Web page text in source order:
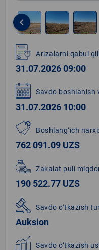
1
of
3
keyboard_arrow_left
Arizalarni qabul
31.07.2026 09:00
Savdo boshlanish
31.07.2026 10:00
Boshlang‘ich narxi:
762 091.09 UZS
Zakalat puli
190 522.77 UZS
Savdo o‘tkazish
Auksion
Savdo o‘tkazish